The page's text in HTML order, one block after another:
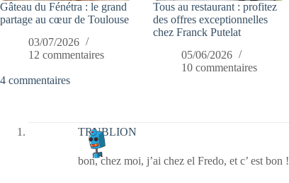
Gâteau du Fénétra : le grand
partage au cœur de Toulouse
03/07/2026
12 commentaires
Tous au restaurant : profitez
des offres exceptionnelles
chez Franck Putelat
05/06/2026
10 commentaires
4 commentaires
TRUBLION
bon, chez moi, j’ai chez el Fredo, et c’ est bon !